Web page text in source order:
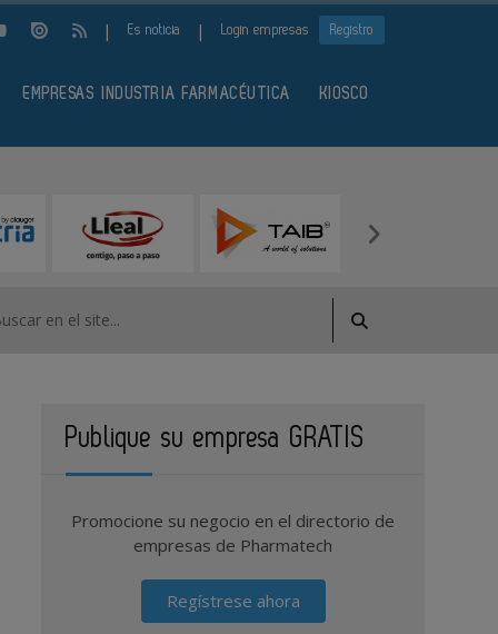
| Es noticia | Login empresas Registro
EMPRESAS INDUSTRIA FARMACÉUTICA KIOSCO
Publique su empresa GRATIS
Promocione su negocio en el directorio de
empresas de Pharmatech
Regístrese ahora